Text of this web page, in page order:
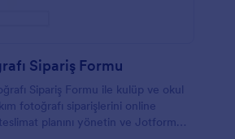
Sipariş Formu
Sipariş Formu ile kulüp ve okul
fotoğrafı siparişlerini online
planını yönetin ve Jotform